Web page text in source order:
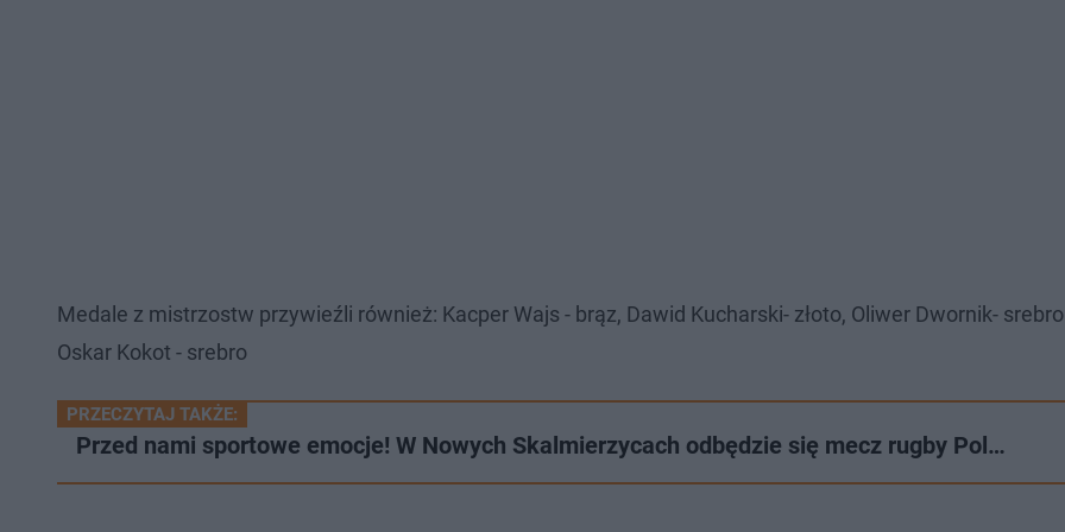
Medale z mistrzostw przywieźli również: Kacper Wajs - brąz, Dawid Kucharski- złoto, Oliwer Dwornik-
Oskar Kokot - srebro
PRZECZYTAJ TAKŻE:
Przed nami sportowe emocje! W Nowych Skalmierzycach odbędzie się mecz rugby Pol…